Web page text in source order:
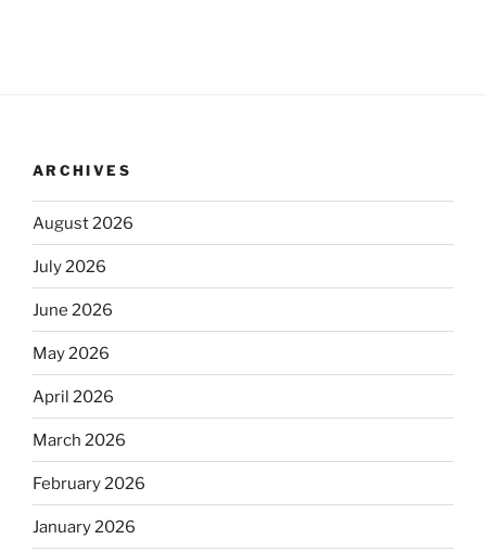
ARCHIVES
August 2026
July 2026
June 2026
May 2026
April 2026
March 2026
February 2026
January 2026